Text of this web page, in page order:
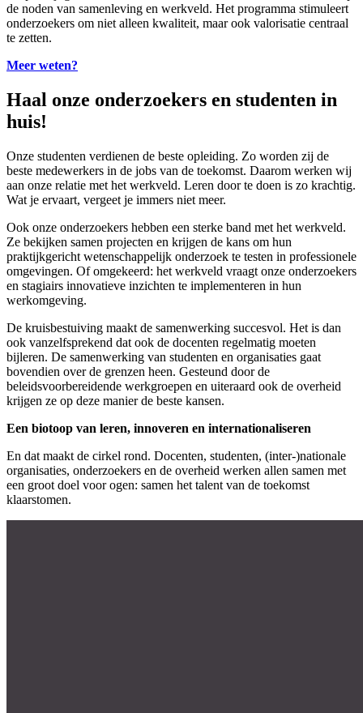
de noden van samenleving en werkveld. Het programma stimuleert
onderzoekers om niet alleen kwaliteit, maar ook valorisatie centraal
te zetten.
Meer weten?
Haal onze onderzoekers en studenten in
huis!
Onze studenten verdienen de beste opleiding. Zo worden zij de
beste medewerkers in de jobs van de toekomst. Daarom werken wij
aan onze relatie met het werkveld. Leren door te doen is zo krachtig.
Wat je ervaart, vergeet je immers niet meer.
Ook onze onderzoekers hebben een sterke band met het werkveld.
Ze bekijken samen projecten en krijgen de kans om hun
praktijkgericht wetenschappelijk onderzoek te testen in professionele
omgevingen. Of omgekeerd: het werkveld vraagt onze onderzoekers
en stagiairs innovatieve inzichten te implementeren in hun
werkomgeving.
De kruisbestuiving maakt de samenwerking succesvol. Het is dan
ook vanzelfsprekend dat ook de docenten regelmatig moeten
bijleren. De samenwerking van studenten en organisaties gaat
bovendien over de grenzen heen. Gesteund door de
beleidsvoorbereidende werkgroepen en uiteraard ook de overheid
krijgen ze op deze manier de beste kansen.
Een biotoop van leren, innoveren en internationaliseren
En dat maakt de cirkel rond. Docenten, studenten, (inter-)nationale
organisaties, onderzoekers en de overheid werken allen samen met
een groot doel voor ogen: samen het talent van de toekomst
klaarstomen.